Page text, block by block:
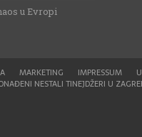
u Evropi
MARKETING IMPRESSUM
NESTALI TINEJDŽERI U